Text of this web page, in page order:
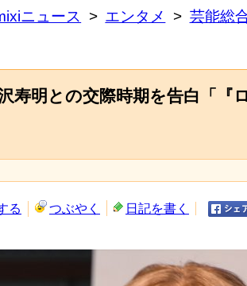
ニュース エンタメ 芸能総
寿明との交際時期を告白「『
る つぶやく 日記を書く